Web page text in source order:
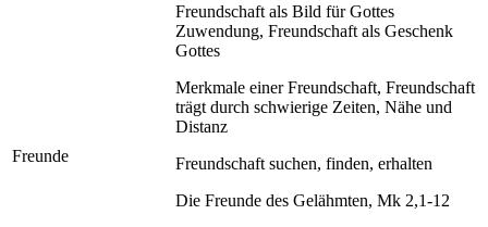
Freunde
Freundschaft als Bild für Gottes
Zuwendung, Freundschaft als Geschenk
Gottes
Merkmale einer Freundschaft, Freundschaft
trägt durch schwierige Zeiten, Nähe und
Distanz
Freundschaft suchen, finden, erhalten
Die Freunde des Gelähmten, Mk 2,1-12